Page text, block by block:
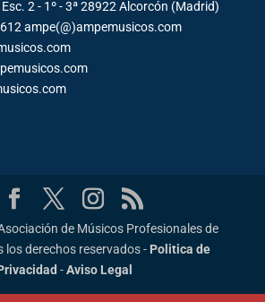
2 - 1º - 3ª 28922 Alcorcón (Madrid)
ampe(@)ampemusicos.com
de Músicos Profesionales de
los derechos reservados - Politica de
-Aviso Legal